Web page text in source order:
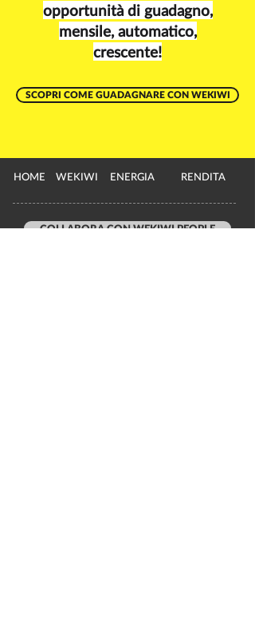
opportunità di guadagno,
mensile, automatico,
crescente!
SCOPRI COME GUADAGNARE CON WEKIWI
HOME WEKIWI ENERGIA RENDITA
COLLABORA CON WEKIWI PEOPLE